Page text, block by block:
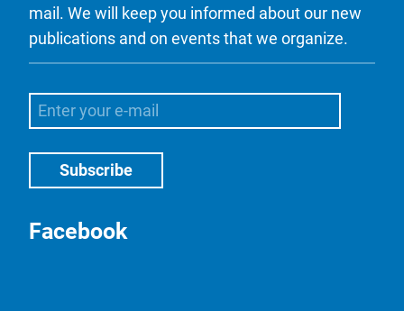
mail. We will keep you informed about our new
publications and on events that we organize.
Facebook